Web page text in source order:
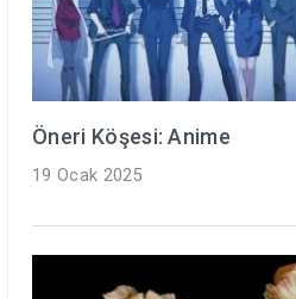
Öneri Köşesi: Anime
19 Ocak 2025